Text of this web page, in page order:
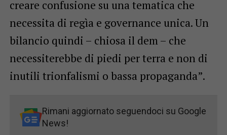
creare confusione su una tematica che
necessita di regìa e governance unica. Un
bilancio quindi – chiosa il dem – che
necessiterebbe di piedi per terra e non di
inutili trionfalismi o bassa propaganda”.
Rimani aggiornato seguendoci su Google
News!